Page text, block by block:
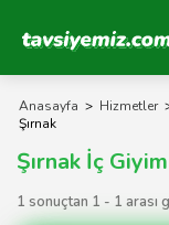
Tavsiyemiz
Anasayfa > Hizmetler
Şırnak
Şırnak İç
1 sonuçtan 1 - 1 arası